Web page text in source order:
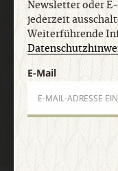
E-Mail
Newsletter oder
jederzeit
Weiterführende
E-Mail